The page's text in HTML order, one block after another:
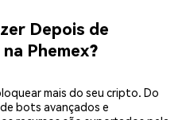
Depois de
Phemex?
mais do seu cripto. Do
bots avançados e